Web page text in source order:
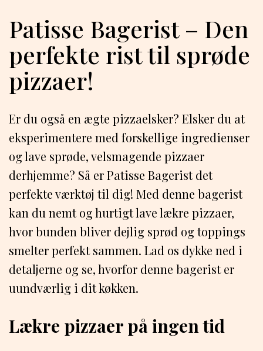
Patisse Bagerist – Den
perfekte rist til sprøde
pizzaer!
Er du også en ægte pizzaelsker? Elsker du at
eksperimentere med forskellige ingredienser
og lave sprøde, velsmagende pizzaer
derhjemme? Så er Patisse Bagerist det
perfekte værktøj til dig! Med denne bagerist
kan du nemt og hurtigt lave lækre pizzaer,
hvor bunden bliver dejlig sprød og toppings
smelter perfekt sammen. Lad os dykke ned i
detaljerne og se, hvorfor denne bagerist er
uundværlig i dit køkken.
Lækre pizzaer på ingen tid